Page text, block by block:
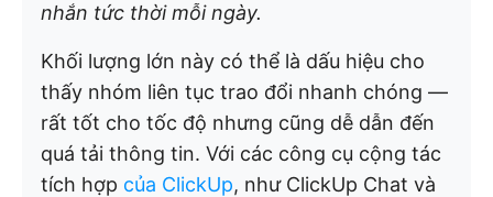
nhắn tức thời mỗi ngày.
Khối lượng lớn này có thể là dấu hiệu cho
thấy nhóm liên tục trao đổi nhanh chóng —
rất tốt cho tốc độ nhưng cũng dễ dẫn đến
quá tải thông tin. Với các công cụ cộng tác
tích hợp của ClickUp, như ClickUp Chat và